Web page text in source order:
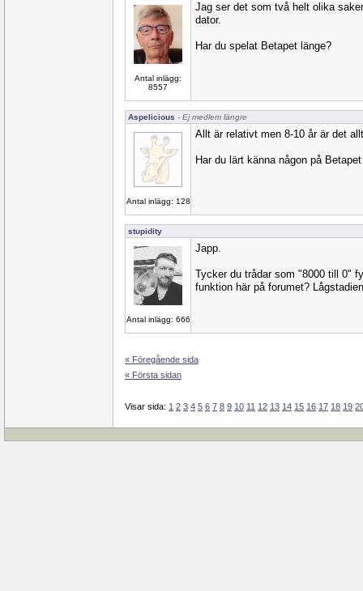
Antal inlägg:
8557
Jag ser det som två helt olika
dator.
Har du spelat Betapet länge?
Aspelicious - Ej medlem längre
Antal inlägg: 128
Allt är relativt men 8-10 år är det
Har du lärt känna någon på
stupidity
Antal inlägg: 666
Japp.
Tycker du trådar som "8000 till 0"
funktion här på forumet?
« Föregående sida
« Första sidan
Visar sida: 1 2 3 4 5 6 7 8 9 10 11 12 13 14 15 16 17 18 19